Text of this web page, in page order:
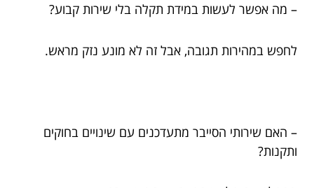
– מה אפשר לעשות במידת תקלה בלי שירות קבוע?
לחפש במהירות תגובה, אבל זה לא מונע נזק מראש.
– האם שירותי הסייבר מתעדכנים עם שינויים בחוקים
ותקנות?